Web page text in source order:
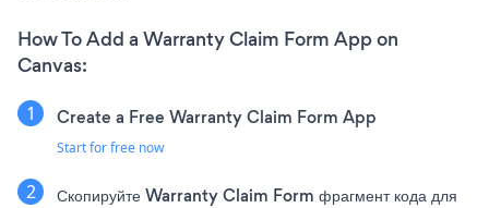
How To Add a Warranty Claim Form App on
Canvas:
Create a Free Warranty Claim Form App
Start for free now
Скопируйте Warranty Claim Form фрагмент кода для